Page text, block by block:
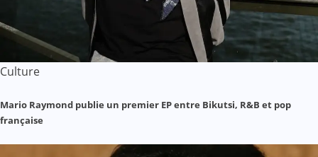
Culture
Mario Raymond publie un premier EP entre Bikutsi, R&B et pop
française